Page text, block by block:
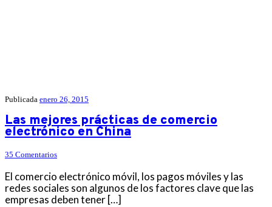
Publicada enero 26, 2015
Las mejores prácticas de comercio
electrónico en China
35 Comentarios
El comercio electrónico móvil, los pagos móviles y las
redes sociales son algunos de los factores clave que las
empresas deben tener […]